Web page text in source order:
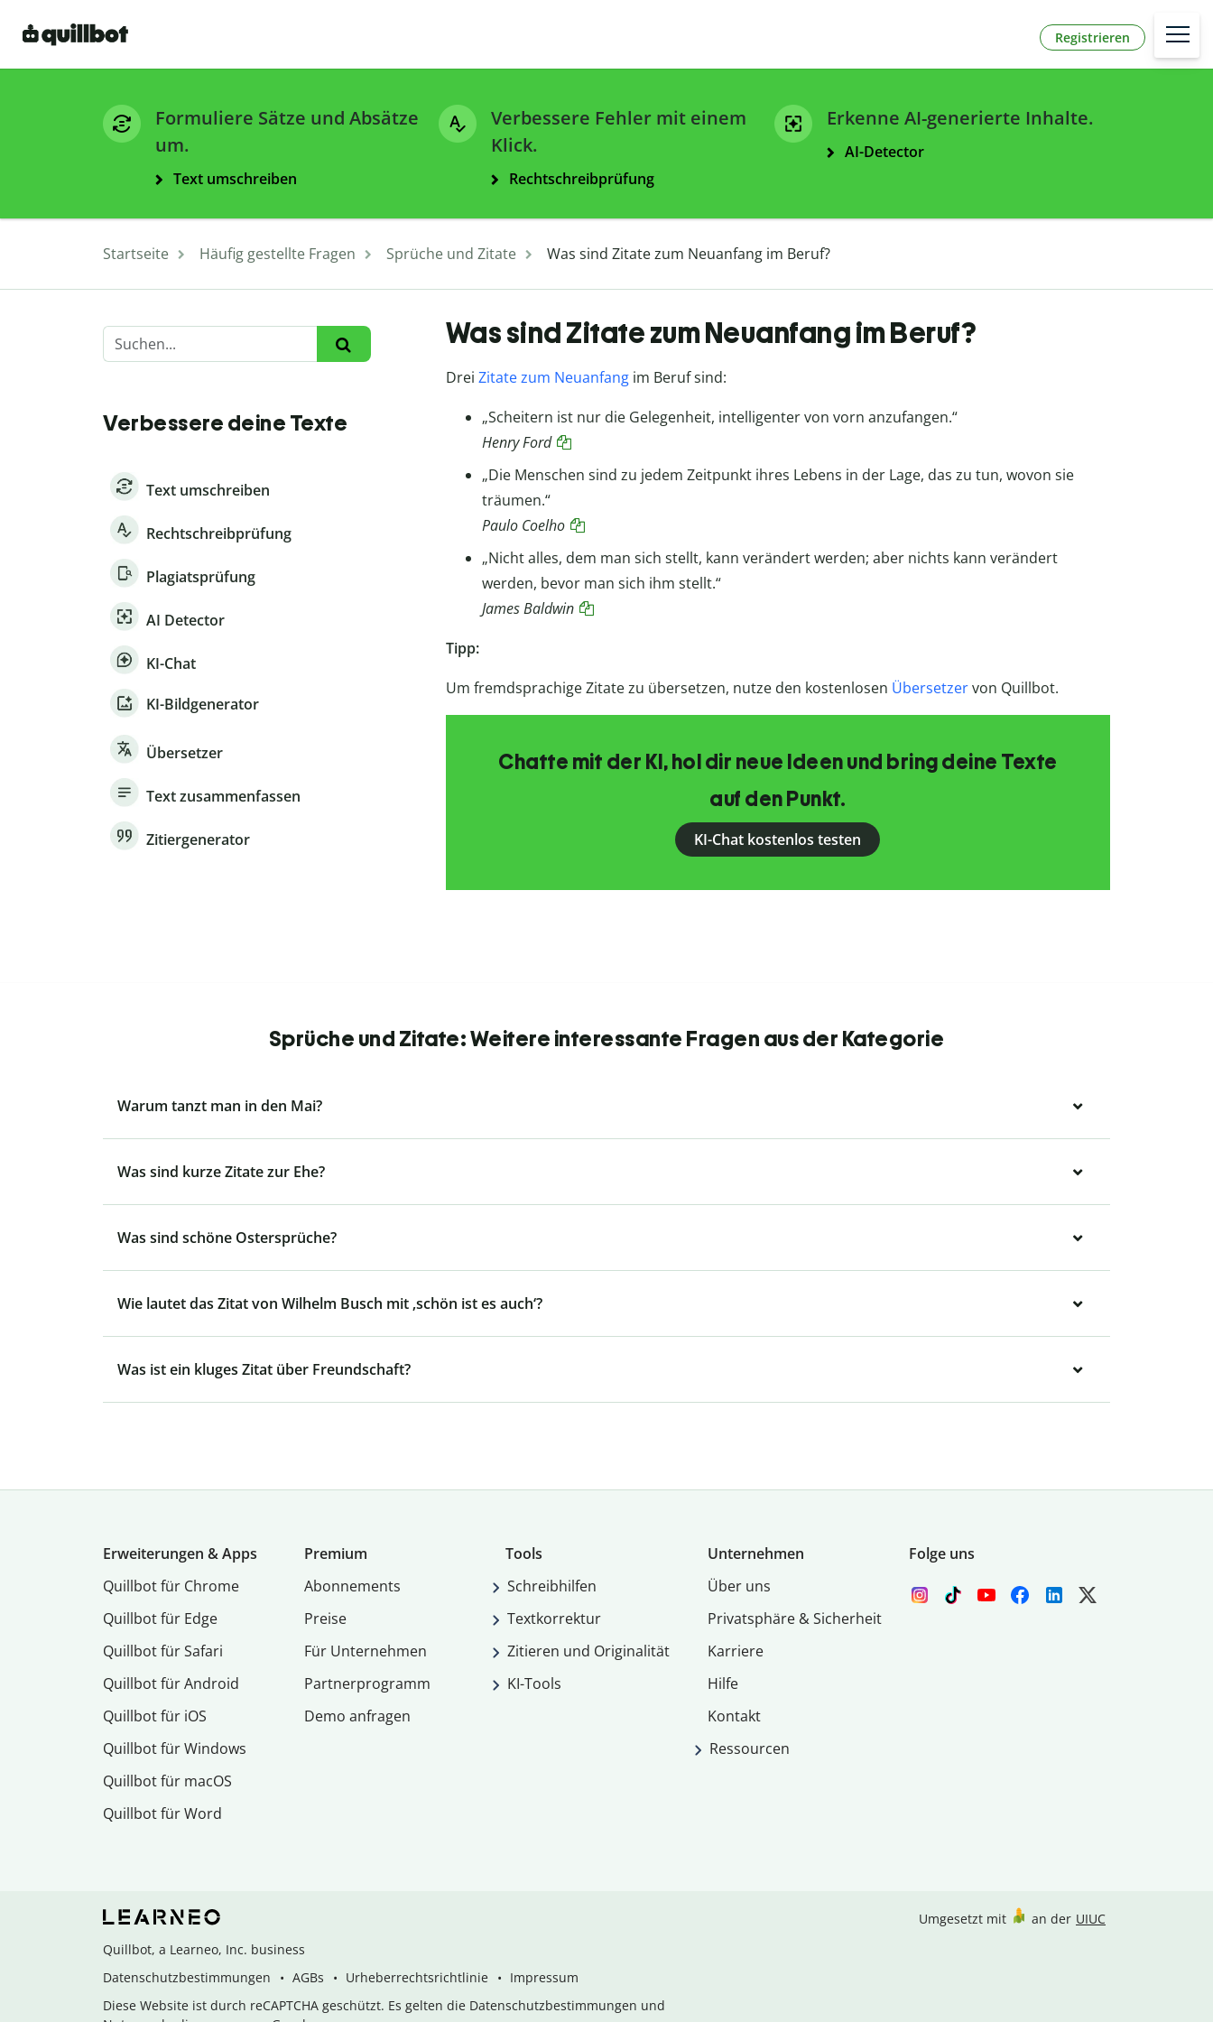
Registrieren
Formuliere Sätze und Absätze
um.
Text umschreiben
Verbessere Fehler mit einem
Klick.
Rechtschreibprüfung
Erkenne AI-generierte Inhalte.
AI-Detector
Startseite Häufig gestellte Fragen Sprüche und Zitate Was sind Zitate zum Neuanfang im Beruf?
Verbessere deine Texte
Text umschreiben
Rechtschreibprüfung
Plagiatsprüfung
AI Detector
KI-Chat
KI-Bildgenerator
Übersetzer
Text zusammenfassen
Zitiergenerator
Was sind Zitate zum Neuanfang im Beruf?
Drei Zitate zum Neuanfangim Beruf sind:
„Scheitern ist nur die Gelegenheit, intelligenter von vorn anzufangen.“
Henry Ford
„Die Menschen sind zu jedem Zeitpunkt ihres Lebens in der Lage, das zu tun, wovon sie
träumen.“
Paulo Coelho
„Nicht alles, dem man sich stellt, kann verändert werden; aber nichts kann verändert
werden, bevor man sich ihm stellt.“
James Baldwin
Tipp:
Um fremdsprachige Zitate zu übersetzen, nutze den kostenlosen Übersetzervon Quillbot.
Chatte mit der KI, hol dir neue Ideen und bring deine Texte
auf den Punkt.
KI-Chat kostenlos testen
Sprüche und Zitate: Weitere interessante Fragen aus der Kategorie
Warum tanzt man in den Mai?
Was sind kurze Zitate zur Ehe?
Was sind schöne Ostersprüche?
Wie lautet das Zitat von Wilhelm Busch mit ‚schön ist es auch‘?
Was ist ein kluges Zitat über Freundschaft?
Erweiterungen & Apps
Quillbot für Chrome
Quillbot für Edge
Quillbot für Safari
Quillbot für Android
Quillbot für iOS
Quillbot für Windows
Quillbot für macOS
Quillbot für Word
Premium
Abon­ne­ments
Preise
Für Unternehmen
Partnerprogramm
Demo anfragen
Tools
Schreibhilfen
Textkorrektur
Zitieren und Originalität
KI-Tools
Unternehmen
Über uns
Privatsphäre & Sicherheit
Karriere
Hilfe
Kontakt
Ressourcen
Folge uns
Quillbot, a Learneo, Inc. business
Datenschutzbestimmungen
AGBs Urheberrechtsrichtlinie
Impressum
Diese Website ist durch reCAPTCHA geschützt. Es gelten die Datenschutzbestimmungen und
Umgesetzt mit an der UIUC